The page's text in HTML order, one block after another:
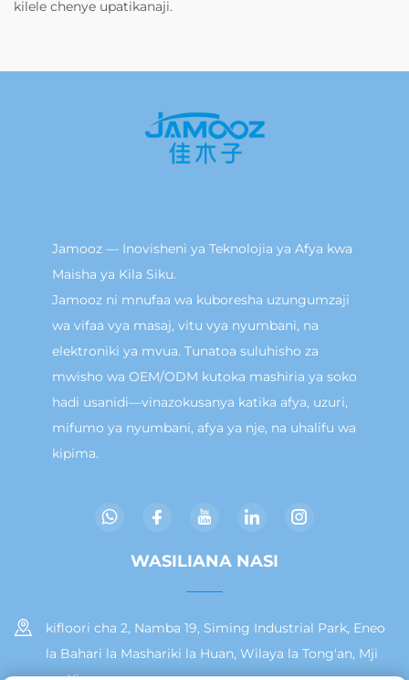
kilele chenye upatikanaji.
Jamooz — Inovisheni ya Teknolojia ya Afya kwa
Maisha ya Kila Siku.
Jamooz ni mnufaa wa kuboresha uzungumzaji
wa vifaa vya masaj, vitu vya nyumbani, na
elektroniki ya mvua. Tunatoa suluhisho za
mwisho wa OEM/ODM kutoka mashiria ya soko
hadi usanidi—vinazokusanya katika afya, uzuri,
mifumo ya nyumbani, afya ya nje, na uhalifu wa
kipima.
WASILIANA NASI
kifloori cha 2, Namba 19, Siming Industrial Park, Eneo
la Bahari la Mashariki la Huan, Wilaya la Tong'an, Mji